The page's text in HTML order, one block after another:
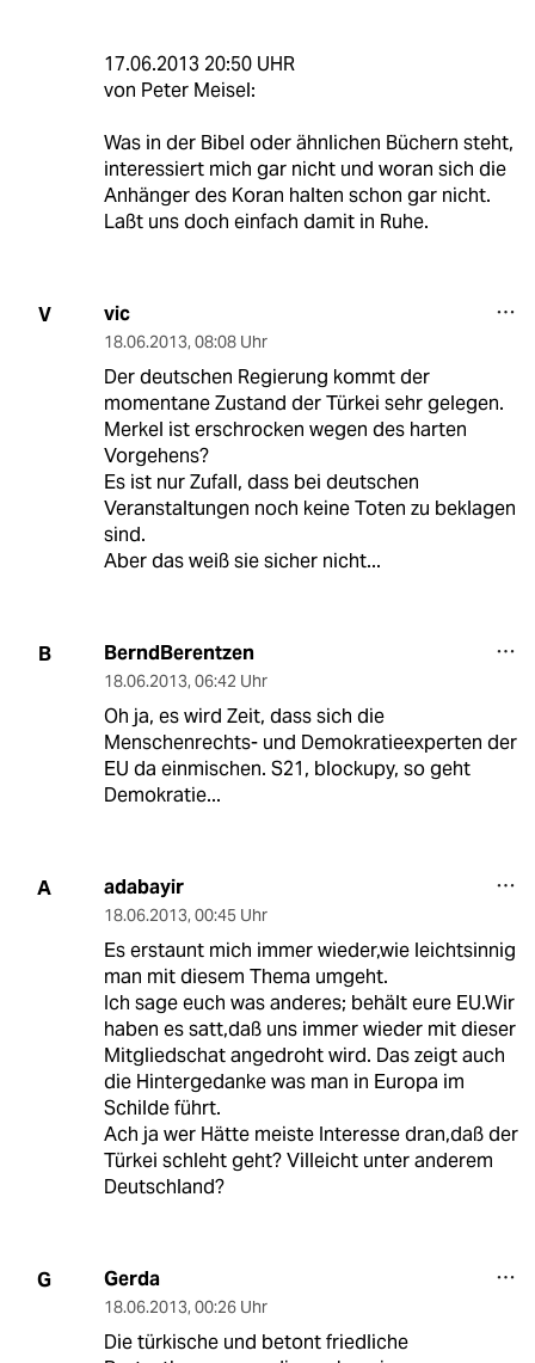
17.06.2013 20:50 UHR
von Peter Meisel:
Was in der Bibel oder ähnlichen Büchern steht,
interessiert mich gar nicht und woran sich die
Anhänger des Koran halten schon gar nicht.
Laßt uns doch einfach damit in Ruhe.
V vic
18.06.2013, 08:08 Uhr
Der deutschen Regierung kommt der
momentane Zustand der Türkei sehr gelegen.
Merkel ist erschrocken wegen des harten
Vorgehens?
Es ist nur Zufall, dass bei deutschen
Veranstaltungen noch keine Toten zu beklagen
sind.
Aber das weiß sie sicher nicht...
B BerndBerentzen
18.06.2013, 06:42 Uhr
Oh ja, es wird Zeit, dass sich die
Menschenrechts- und Demokratieexperten der
EU da einmischen. S21, blockupy, so geht
Demokratie...
A adabayir
18.06.2013, 00:45 Uhr
Es erstaunt mich immer wieder,wie leichtsinnig
man mit diesem Thema umgeht.
Ich sage euch was anderes; behält eure EU.Wir
haben es satt,daß uns immer wieder mit dieser
Mitgliedschat angedroht wird. Das zeigt auch
die Hintergedanke was man in Europa im
Schilde führt.
Ach ja wer Hätte meiste Interesse dran,daß der
Türkei schleht geht? Villeicht unter anderem
Deutschland?
G Gerda
18.06.2013, 00:26 Uhr
Die türkische und betont friedliche